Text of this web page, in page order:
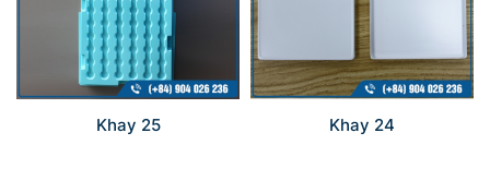
Khay 25 Khay 24